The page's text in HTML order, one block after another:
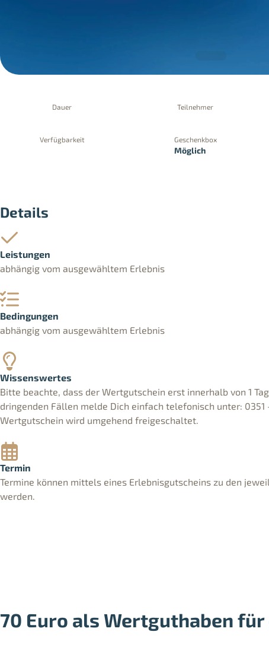
Dauer Teilnehmer
Verfügbarkeit Geschenkbox
Möglich
Details
Leistungen
abhängig vom ausgewähltem Erlebnis
Bedingungen
abhängig vom ausgewähltem Erlebnis
Wissenswertes
Bitte beachte, dass der Wertgutschein erst innerhalb von 1
dringenden Fällen melde Dich einfach telefonisch unter: 0351
Wertgutschein wird umgehend freigeschaltet.
Termin
Termine können mittels eines Erlebnisgutscheins zu den
werden.
70 Euro als Wertguthaben